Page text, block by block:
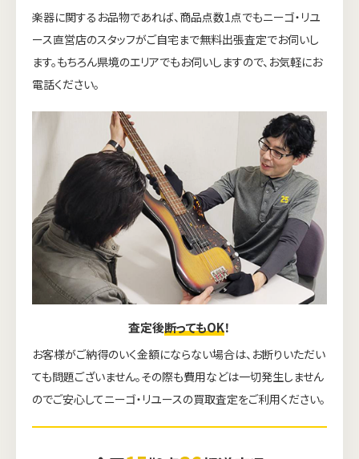
楽器に関するお品物であれば、商品点数1点でもニーゴ・リユ
ース直営店のスタッフがご自宅まで無料出張査定でお伺いし
ます。もちろん県境のエリアでもお伺いしますので、お気軽にお
電話ください。
査定後断ってもOK！
お客様がご納得のいく金額にならない場合は、お断りいただい
ても問題ございません。その際も費用などは一切発生しません
のでご安心してニーゴ・リユースの買取査定をご利用ください。